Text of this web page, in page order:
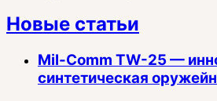
Новые статьи
Mil-Comm TW-25 —
синтетическая